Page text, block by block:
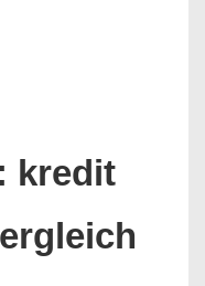
kredit